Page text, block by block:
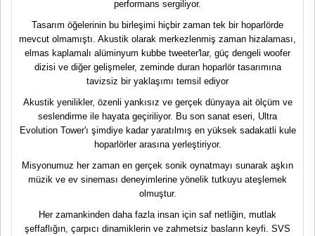
performans sergiliyor.
Tasarım öğelerinin bu birleşimi hiçbir zaman tek bir hoparlörde
mevcut olmamıştı. Akustik olarak merkezlenmiş zaman hizalaması,
elmas kaplamalı alüminyum kubbe tweeter'lar, güç dengeli woofer
dizisi ve diğer gelişmeler, zeminde duran hoparlör tasarımına
tavizsiz bir yaklaşımı temsil ediyor
Akustik yenilikler, özenli yankısız ve gerçek dünyaya ait ölçüm ve
seslendirme ile hayata geçiriliyor. Bu son sanat eseri, Ultra
Evolution Tower'ı şimdiye kadar yaratılmış en yüksek sadakatli kule
hoparlörler arasına yerleştiriyor.
Misyonumuz her zaman en gerçek sonik oynatmayı sunarak aşkın
müzik ve ev sineması deneyimlerine yönelik tutkuyu ateşlemek
olmuştur.
Her zamankinden daha fazla insan için saf netliğin, mutlak
şeffaflığın, çarpıcı dinamiklerin ve zahmetsiz basların keyfi. SVS